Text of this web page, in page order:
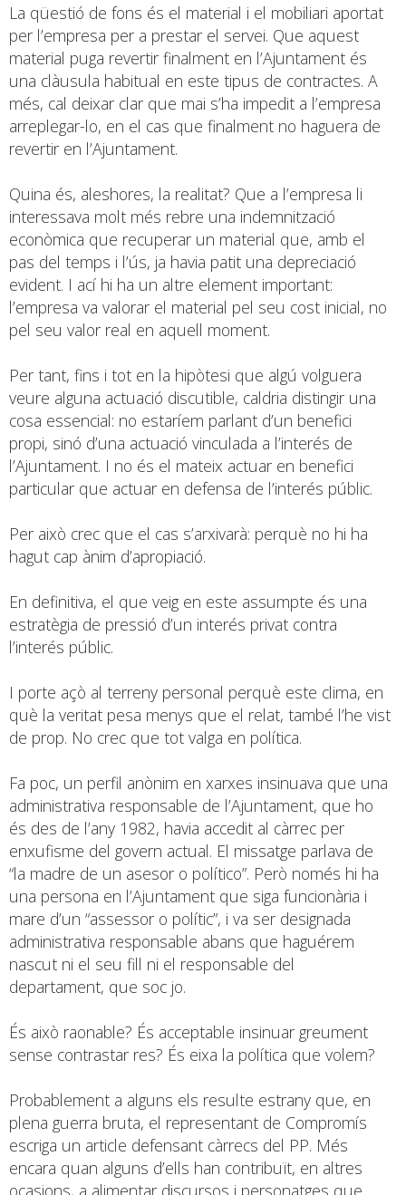
La qüestió de fons és el material i el mobiliari aportat
per l’empresa per a prestar el servei. Que aquest
material puga revertir finalment en l’Ajuntament és
una clàusula habitual en este tipus de contractes. A
més, cal deixar clar que mai s’ha impedit a l’empresa
arreplegar-lo, en el cas que finalment no haguera de
revertir en l’Ajuntament.
Quina és, aleshores, la realitat? Que a l’empresa li
interessava molt més rebre una indemnització
econòmica que recuperar un material que, amb el
pas del temps i l’ús, ja havia patit una depreciació
evident. I ací hi ha un altre element important:
l’empresa va valorar el material pel seu cost inicial, no
pel seu valor real en aquell moment.
Per tant, fins i tot en la hipòtesi que algú volguera
veure alguna actuació discutible, caldria distingir una
cosa essencial: no estaríem parlant d’un benefici
propi, sinó d’una actuació vinculada a l’interés de
l’Ajuntament. I no és el mateix actuar en benefici
particular que actuar en defensa de l’interés públic.
Per això crec que el cas s’arxivarà: perquè no hi ha
hagut cap ànim d’apropiació.
En definitiva, el que veig en este assumpte és una
estratègia de pressió d’un interés privat contra
l’interés públic.
I porte açò al terreny personal perquè este clima, en
què la veritat pesa menys que el relat, també l’he vist
de prop. No crec que tot valga en política.
Fa poc, un perfil anònim en xarxes insinuava que una
administrativa responsable de l’Ajuntament, que ho
és des de l’any 1982, havia accedit al càrrec per
enxufisme del govern actual. El missatge parlava de
“la madre de un asesor o político”. Però només hi ha
una persona en l’Ajuntament que siga funcionària i
mare d’un “assessor o polític”, i va ser designada
administrativa responsable abans que haguérem
nascut ni el seu fill ni el responsable del
departament, que soc jo.
És això raonable? És acceptable insinuar greument
sense contrastar res? És eixa la política que volem?
Probablement a alguns els resulte estrany que, en
plena guerra bruta, el representant de Compromís
escriga un article defensant càrrecs del PP. Més
encara quan alguns d’ells han contribuït, en altres
ocasions, a alimentar discursos i personatges que